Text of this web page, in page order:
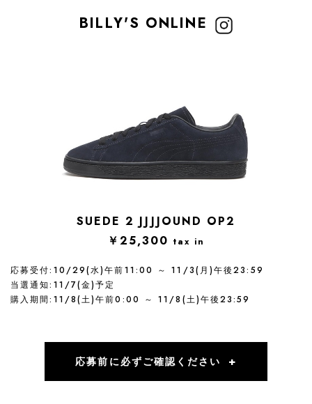
BILLY'S ONLINE
SUEDE 2 JJJJOUND OP2
￥25,300 tax in
応募受付:10/29(水)午前11:00 ～ 11/3(月)午後23:59
当選通知:11/7(金)予定
購入期間:11/8(土)午前0:00 ～ 11/8(土)午後23:59
応募前に必ずご確認ください